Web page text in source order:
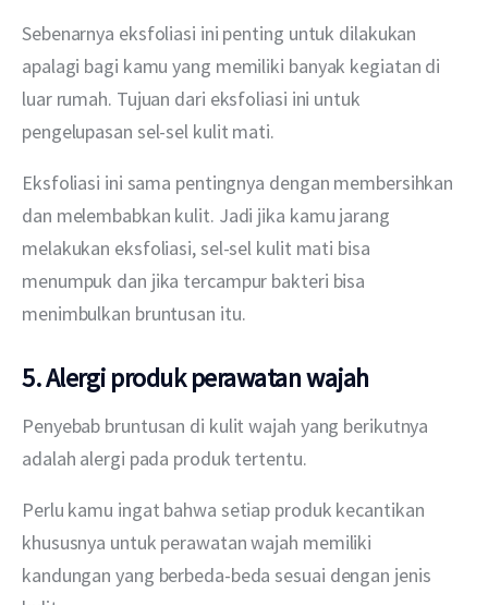
Sebenarnya eksfoliasi ini penting untuk dilakukan
apalagi bagi kamu yang memiliki banyak kegiatan di
luar rumah. Tujuan dari eksfoliasi ini untuk
pengelupasan sel-sel kulit mati.
Eksfoliasi ini sama pentingnya dengan membersihkan
dan melembabkan kulit. Jadi jika kamu jarang
melakukan eksfoliasi, sel-sel kulit mati bisa
menumpuk dan jika tercampur bakteri bisa
menimbulkan bruntusan itu.
5. Alergi produk perawatan wajah
Penyebab bruntusan di kulit wajah yang berikutnya
adalah alergi pada produk tertentu.
Perlu kamu ingat bahwa setiap produk kecantikan
khususnya untuk perawatan wajah memiliki
kandungan yang berbeda-beda sesuai dengan jenis